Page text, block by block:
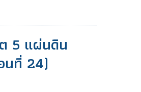
5 แผ่นดิน
นที่ 24)